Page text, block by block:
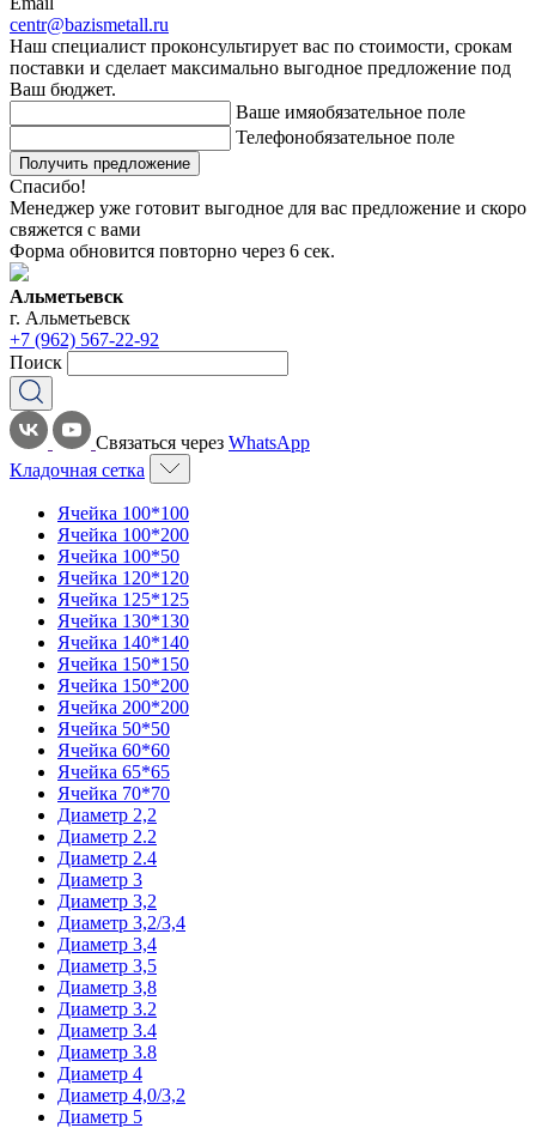
centr@bazismetall.ru
Наш специалист проконсультирует вас по стоимости, срокам
поставки и сделает максимально выгодное предложение под
Ваш бюджет.
Ваше имяобязательное поле
Телефонобязательное поле
Получить предложение
Спасибо!
Менеджер уже готовит выгодное для вас предложение и скоро
свяжется с вами
Форма обновится повторно через 6 сек.
Альметьевск
г. Альметьевск
+7 (962) 567-22-92
Поиск
Связаться через WhatsApp
Кладочная сетка
Ячейка 100*100
Ячейка 100*200
Ячейка 100*50
Ячейка 120*120
Ячейка 125*125
Ячейка 130*130
Ячейка 140*140
Ячейка 150*150
Ячейка 150*200
Ячейка 200*200
Ячейка 50*50
Ячейка 60*60
Ячейка 65*65
Ячейка 70*70
Диаметр 2,2
Диаметр 2.2
Диаметр 2.4
Диаметр 3
Диаметр 3,2
Диаметр 3,2/3,4
Диаметр 3,4
Диаметр 3,5
Диаметр 3,8
Диаметр 3.2
Диаметр 3.4
Диаметр 3.8
Диаметр 4
Диаметр 4,0/3,2
Диаметр 5